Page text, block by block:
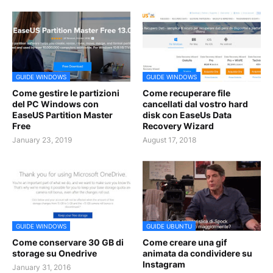
GUIDE WINDOWS
Come gestire le partizioni
del PC Windows con
EaseUS Partition Master
Free
January 23, 2019
GUIDE WINDOWS
Come recuperare file
cancellati dal vostro hard
disk con EaseUs Data
Recovery Wizard
August 17, 2018
GUIDE WINDOWS
Come conservare 30 GB di
storage su Onedrive
January 31, 2016
GUIDE UBUNTU
Come creare una gif
animata da condividere su
Instagram